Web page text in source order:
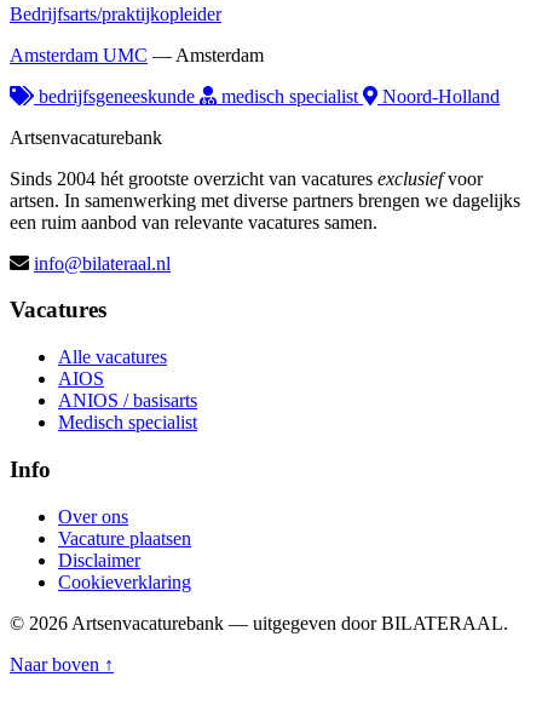
Bedrijfsarts/praktijkopleider
Amsterdam UMC — Amsterdam
bedrijfsgeneeskunde
medisch specialist
Noord-Holland
Artsenvacaturebank
Sinds 2004 hét grootste overzicht van vacatures exclusiefvoor
artsen. In samenwerking met diverse partners brengen we dagelijks
een ruim aanbod van relevante vacatures samen.
info@bilateraal.nl
Vacatures
Alle vacatures
AIOS
ANIOS / basisarts
Medisch specialist
Info
Over ons
Vacature plaatsen
Disclaimer
Cookieverklaring
© 2026 Artsenvacaturebank — uitgegeven door BILATERAAL.
Naar boven ↑